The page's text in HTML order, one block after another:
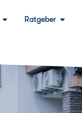
Ratgeber